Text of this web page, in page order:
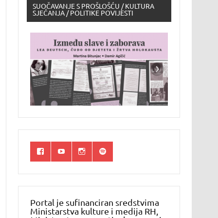
SUOČAVANJE S PROŠLOŠĆU / KULTURA
SJEĆANJA / POLITIKE POVIJESTI
Portal je sufinanciran sredstvima
Ministarstva kulture i medija RH,